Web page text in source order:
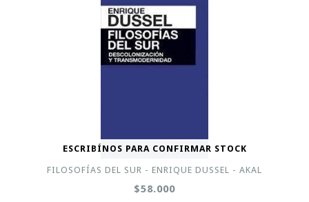
ESCRIBÍNOS PARA CONFIRMAR STOCK
FILOSOFÍAS DEL SUR - ENRIQUE DUSSEL - AKAL
$58.000